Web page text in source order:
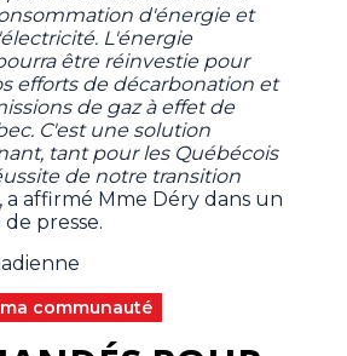
d'énergie et
L'énergie
être réinvestie pour
efforts de décarbonation et
de gaz à effet de
C'est une solution
tant pour les Québécois
de notre transition
a affirmé Mme Déry dans un
presse.
communauté